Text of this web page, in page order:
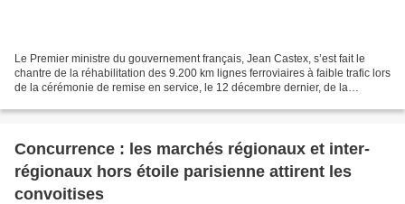
Le Premier ministre du gouvernement français, Jean Castex, s’est fait le
chantre de la réhabilitation des 9.200 km lignes ferroviaires à faible trafic lors
de la cérémonie de remise en service, le 12 décembre dernier, de la
Concurrence : les marchés régionaux et inter-
régionaux hors étoile parisienne attirent les
convoitises